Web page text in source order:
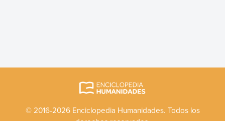
© 2016-2026 Enciclopedia Humanidades. Todos los